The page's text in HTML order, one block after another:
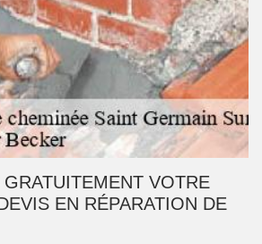
VOTRE
EN RÉPARATION DE